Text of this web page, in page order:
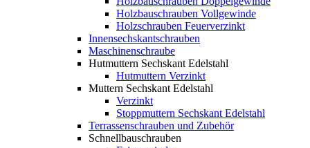
Holzbauschrauben Vollgewinde
Holzschrauben Feuerverzinkt
Innensechskantschrauben
Maschinenschraube
Hutmuttern Sechskant Edelstahl
Hutmuttern Verzinkt
Muttern Sechskant Edelstahl
Verzinkt
Stoppmuttern Sechskant Edelstahl
Terrassenschrauben und Zubehör
Schnellbauschrauben